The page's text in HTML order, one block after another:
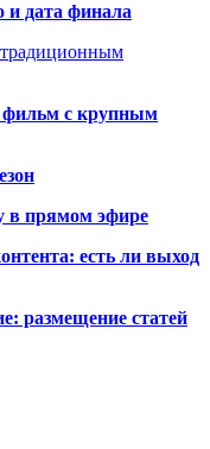
и дата финала
фильм с крупным
в прямом эфире
есть ли выход
размещение статей